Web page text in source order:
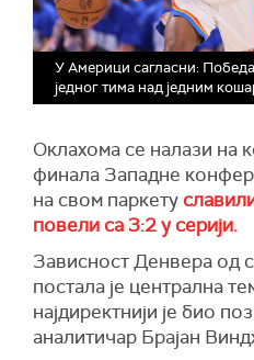
У Америци сагласни:
једног тима над једним
Оклахома се налази на
финала Западне
на свом паркету
повели са 3:2 у серији.
Зависност Денвера од
постала је централна
најдиректнији је био
аналитичар Брајан